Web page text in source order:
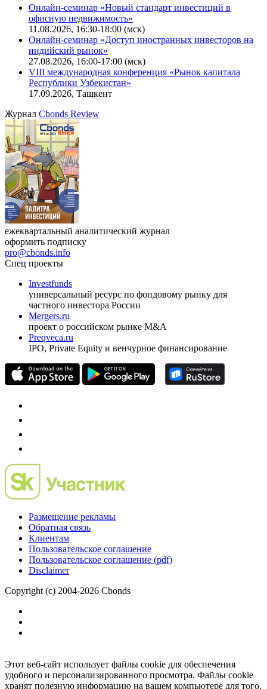
Онлайн-семинар «Новый стандарт инвестиций в
офисную недвижимость»
11.08.2026, 16:30-18:00 (мск)
Онлайн-семинар «Доступ иностранных инвесторов на
индийский рынок»
27.08.2026, 16:00-17:00 (мск)
VIII международная конференция «Рынок капитала
Республики Узбекистан»
17.09.2026, Ташкент
Журнал Cbonds Review
ежеквартальный аналитический журнал
оформить подписку
pro@cbonds.info
Спец проекты
Investfunds
универсальный ресурс по фондовому рынку для
частного инвестора России
Mergers.ru
проект о российском рынке M&A
Preqveca.ru
IPO, Private Equity и венчурное финансирование
Размещение рекламы
Обратная связь
Клиентам
Пользовательское соглашение
Пользовательское соглашение (pdf)
Disclaimer
Copyright (c) 2004-2026 Cbonds
Этот веб-сайт использует файлы cookie для обеспечения
удобного и персонализированного просмотра. Файлы cookie
хранят полезную информацию на вашем компьютере для того,